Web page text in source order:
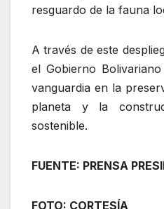
resguardo de la fauna
A través de este
el Gobierno
vanguardia en la
planeta y la
sostenible.
FUENTE: PRENSA
FOTO: CORTESÍA